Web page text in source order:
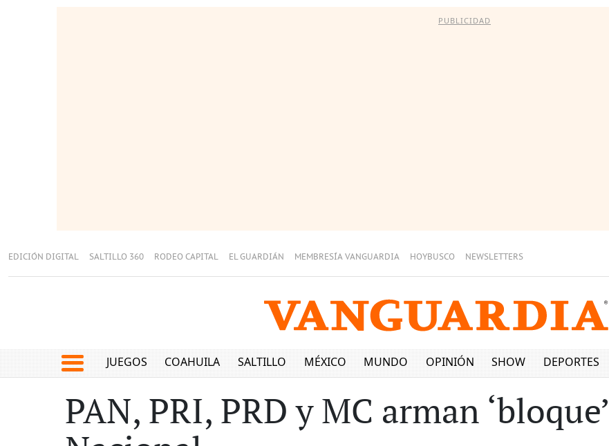
PUBLICIDAD
EDICIÓN DIGITAL SALTILLO 360 RODEO CAPITAL EL GUARDIÁN MEMBRESÍA VANGUARDIA HOYBUSCO NEWSLETTERS
JUEGOS COAHUILA SALTILLO MÉXICO MUNDO OPINIÓN SHOW DEPORTES
PAN, PRI, PRD y MC arman